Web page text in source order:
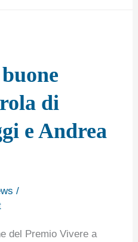
di
e Andrea
/
del Premio Vivere a